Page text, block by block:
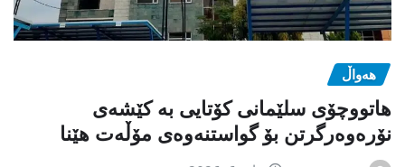
هەواڵ
هاتووچۆی سلێمانی کۆتایی بە کێشەی
نۆرەوەرگرتن بۆ گواستنەوەی مۆڵەت هێنا